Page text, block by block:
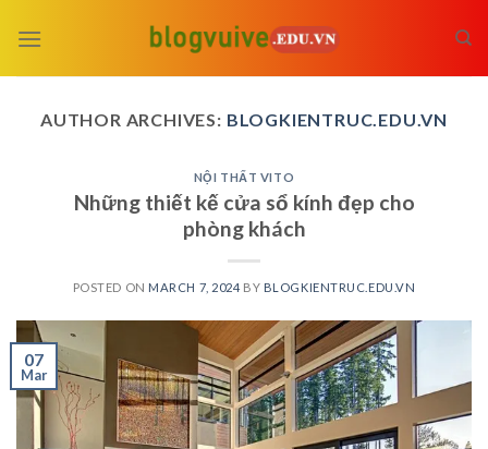
AUTHOR ARCHIVES: BLOGKIENTRUC.EDU.VN
NỘI THẤT VITO
Những thiết kế cửa sổ kính đẹp cho
phòng khách
POSTED ON MARCH 7, 2024 BY BLOGKIENTRUC.EDU.VN
07
Mar